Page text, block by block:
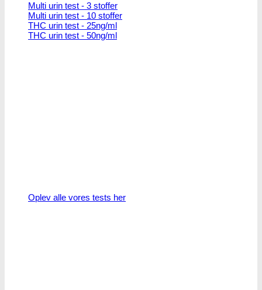
Multi urin test - 3 stoffer
Multi urin test - 10 stoffer
THC urin test - 25ng/ml
THC urin test - 50ng/ml
Oplev alle vores tests her